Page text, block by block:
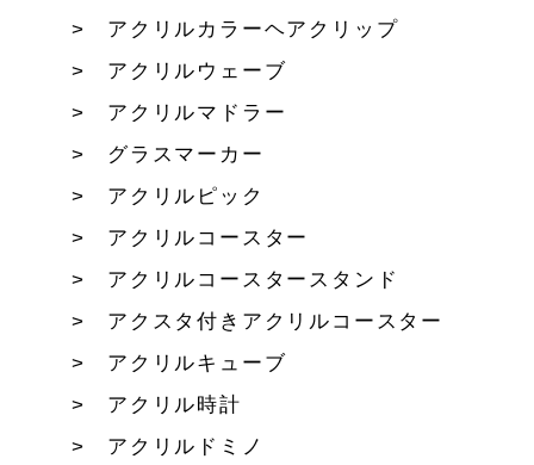
アクリルカラーヘアクリップ
アクリルウェーブ
アクリルマドラー
グラスマーカー
アクリルピック
アクリルコースター
アクリルコースタースタンド
アクスタ付きアクリルコースター
アクリルキューブ
アクリル時計
アクリルドミノ